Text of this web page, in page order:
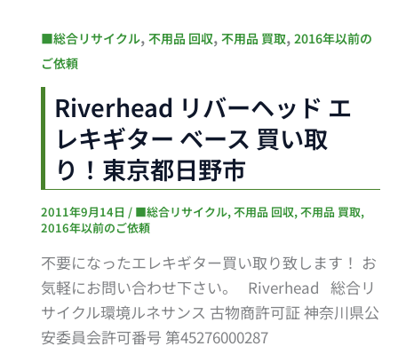
■総合リサイクル, 不用品 回収, 不用品 買取, 2016年以前の
ご依頼
Riverhead リバーヘッド エ
レキギター ベース 買い取
り！東京都日野市
2011年9月14日 / ■総合リサイクル,不用品 回収,不用品 買取,
2016年以前のご依頼
不要になったエレキギター買い取り致します！ お
気軽にお問い合わせ下さい。 Riverhead 総合リ
サイクル環境ルネサンス 古物商許可証 神奈川県公
安委員会許可番号 第45276000287
Riverhead
リ
バ
ド
エ
レ
キ
ギ
タ
ー